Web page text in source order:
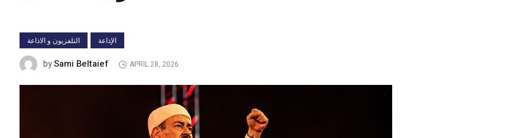
التلفزيون و الاذاعة الإذاعة
bySami Beltaief APRIL 28, 2026